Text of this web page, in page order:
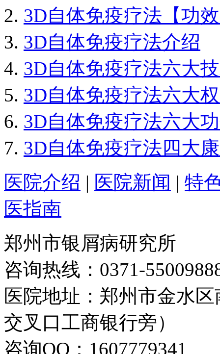
3D自体免疫疗法【功
3D自体免疫疗法介绍
3D自体免疫疗法六大
3D自体免疫疗法六大
3D自体免疫疗法六大
3D自体免疫疗法四大
医院介绍 | 医院新闻 | 特
医指南
郑州市银屑病研究所
咨询热线：0371-
医院地址：郑州市金水
交叉口工商银行旁）
咨询QQ：1607779341